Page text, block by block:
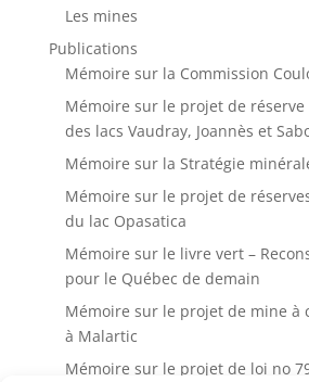
Les mines
Publications
Mémoire sur la Commission
Mémoire sur le projet de
des lacs Vaudray, Joannès et
Mémoire sur la Stratégie
Mémoire sur le projet de
du lac Opasatica
Mémoire sur le livre vert –
pour le Québec de demain
Mémoire sur le projet de mine à
à Malartic
Mémoire sur le projet de loi no